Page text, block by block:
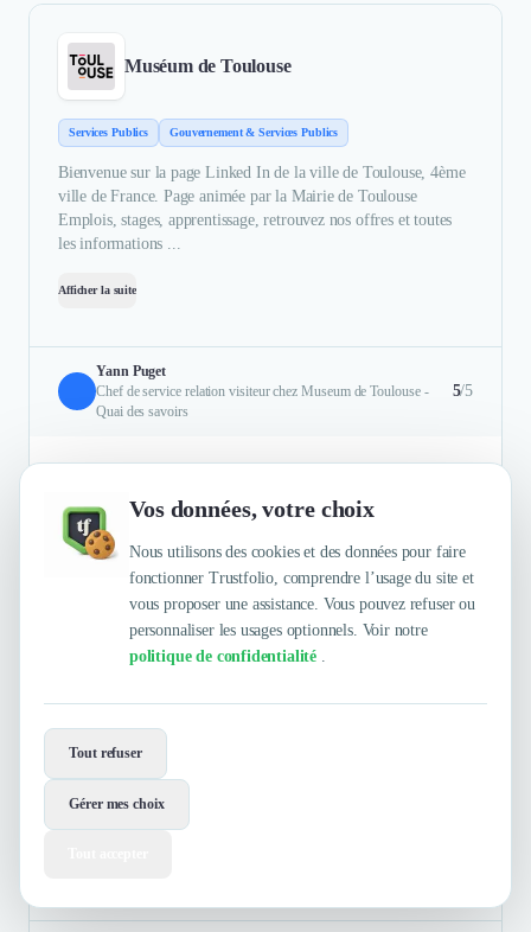
Vos données, votre choix
Nous utilisons des cookies et des données pour faire
fonctionner Trustfolio, comprendre l’usage du site et
vous proposer une assistance. Vous pouvez refuser ou
personnaliser les usages optionnels. Voir notre
politique de confidentialité .
Tout refuser
Gérer mes choix
Muséum de Toulouse
Services Publics Gouvernement & Services Publics
Bienvenue sur la page Linked In de la ville de Toulouse, 4ème
ville de France. Page animée par la Mairie de Toulouse
Emplois, stages, apprentissage, retrouvez nos offres et toutes
les informations ...
Afficher la suite
Yann Puget
Chef de service relation visiteur chez Museum de Toulouse -
Quai des savoirs
5/5
connaissance des utilisateurs et de leur avis, une mesure de ces
éléments qui permet de ne pas être dans du ressenti mais dans
une information appuyée sur de la mesure factuelle. L'âge
moyen des visiteurs et le genre ne sont pas réellement
disponibles en billetterie. Ici ça l'est et les visiteurs sont libres
de donner ou non cette information : une vraie plus value.
Sunska Festival